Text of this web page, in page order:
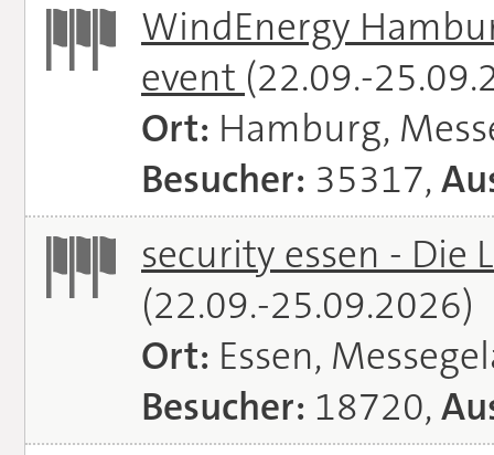
WindEnergy
event (22.09.-
Ort: Hamburg,
Besucher: 35317,
security essen - Die
(22.09.-25.09.2026)
Ort: Essen,
Besucher: 18720,